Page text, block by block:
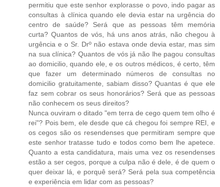
permitiu que este senhor explorasse o povo, indo pagar as
consultas à clínica quando ele devia estar na urgência do
centro de saúde? Será que as pessoas têm memória
curta? Quantos de vós, há uns anos atrás, não chegou à
urgência e o Sr. Drº não estava onde devia estar, mas sim
na sua clínica? Quantos de vós já não lhe pagou consultas
ao domicilio, quando ele, e os outros médicos, é certo, têm
que fazer um determinado números de consultas no
domicilio gratuitamente, sabiam disso? Quantas é que ele
faz sem cobrar os seus honorários? Será que as pessoas
não conhecem os seus direitos?
Nunca ouviram o ditado "em terra de cego quem tem olho é
rei"? Pois bem, ele desde que cá chegou foi sempre REI, e
os cegos são os resendenses que permitiram sempre que
este senhor tratasse tudo e todos como bem lhe apetece.
Quanto a esta candidatura, mais uma vez os resendenses
estão a ser cegos, porque a culpa não é dele, é de quem o
quer deixar lá, e porquê será? Será pela sua competência
e experiência em lidar com as pessoas?